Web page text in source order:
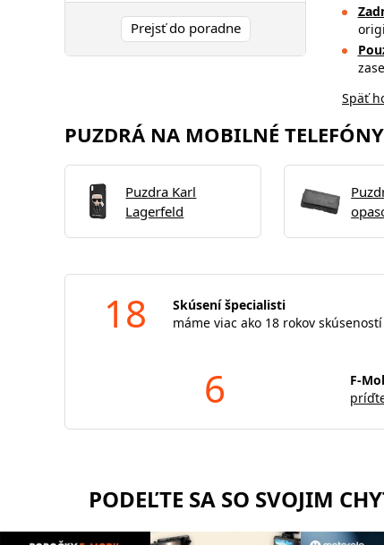
Prejsť do poradne
Späť
PUZDRÁ NA MOBILNÉ
Puzdra Karl
Lagerfeld
18
Skúsení špecialisti
máme viac ako 18 rokov skúseností
6
F-
PODEĽTE SA SO SVOJIM